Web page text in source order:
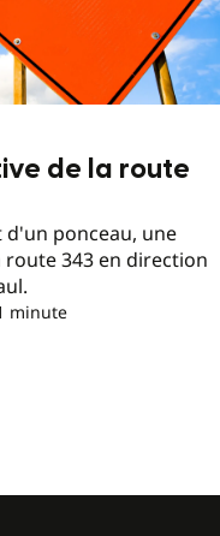
de la route
d'un ponceau, une
343 en direction
minute